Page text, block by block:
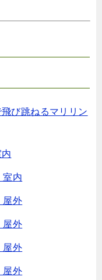
び跳ねるマリリン
内
外
外
外
外